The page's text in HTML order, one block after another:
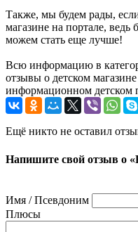
Также, мы будем рады,
магазине на портале,
можем стать еще лучше!
Всю информацию в
отзывы о детском
информационном детском
Ещё никто не оставил
Напишите свой отзыв о
Имя / Псевдоним
Плюсы